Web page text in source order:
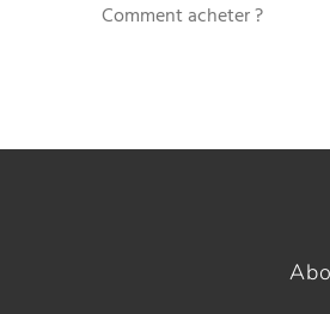
Comment acheter ?